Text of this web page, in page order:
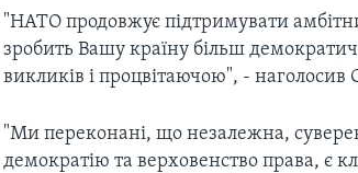
"НАТО продовжує підтримувати
зробить Вашу країну більш
викликів і процвітаючою", - наголосив
"Ми переконані, що незалежна,
демократію та верховенство права, є